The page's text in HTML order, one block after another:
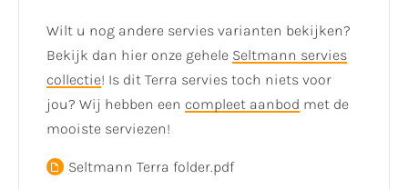
Wilt u nog andere servies varianten bekijken?
Bekijk dan hier onze gehele Seltmann servies
collectie! Is dit Terra servies toch niets voor
jou? Wij hebben een compleet aanbod met de
mooiste serviezen!
Seltmann Terra folder.pdf